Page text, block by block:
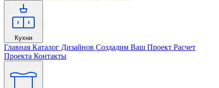
Кухни
Главная Каталог Дизайнов Создадим Ваш Проект Расчет
Проекта Контакты